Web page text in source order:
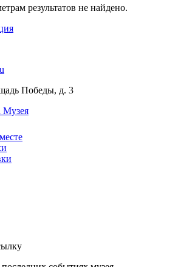
результатов не найдено.
Победы, д. 3
Музея